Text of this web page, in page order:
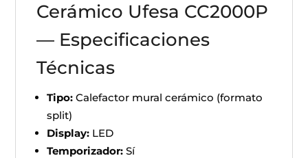
Cerámico Ufesa CC2000P
— Especificaciones
Técnicas
Tipo: Calefactor mural cerámico (formato
split)
Display: LED
Temporizador: Sí